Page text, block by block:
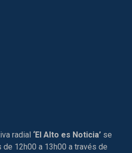
radial ‘El Alto es Noticia’ se
12h00 a 13h00 a través de